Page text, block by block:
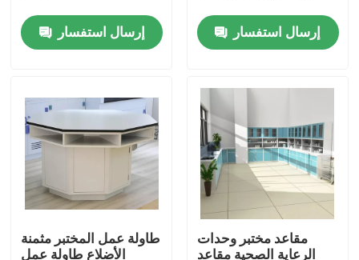
غطاء دخان المختبر
مقاعد عمل المختبر
خزانة تخزين المختبر
خزانة تخزين آمنة
إرسال استفسار إرسال استفسار
طاولة عمل المختبر مثمنة
الأضلاع طاولة عمل
مقاعد مختبر وحدات
الرعاية الصحية مقاعد